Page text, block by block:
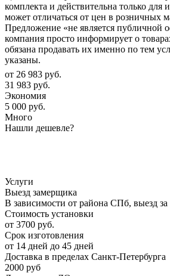
комплекта и действительна только для
может отличаться от цен в розничных
Предложение «не является публичной
компания просто информирует о
обязана продавать их именно по тем
указаны.
от 26 983 руб.
31 983 руб.
Экономия
5 000 руб.
Много
Нашли дешевле?
Услуги
Выезд замерщика
В зависимости от района СПб, выезд
Стоимость установки
от 3700 руб.
Срок изготовления
от 14 дней до 45 дней
Доставка в пределах Санкт-Петербурга
2000 руб